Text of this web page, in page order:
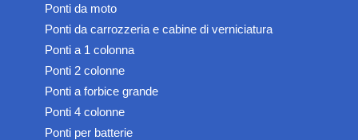
Ponti da moto
Ponti da carrozzeria e cabine di verniciatura
Ponti a 1 colonna
Ponti 2 colonne
Ponti a forbice grande
Ponti 4 colonne
Ponti per batterie